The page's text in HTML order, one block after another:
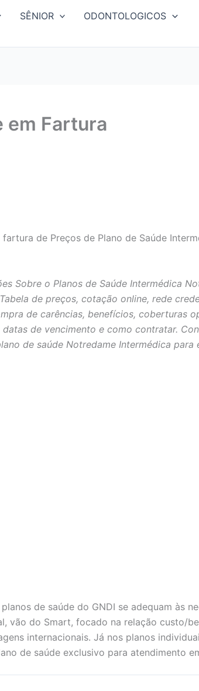
SÊNIOR
ODONTOLOGICOS
em Fartura
de Preços de Plano de Saúde
Sobre o Planos de Saúde Intermédica
de preços, cotação online, rede
de carências, benefícios, coberturas
de vencimento e como contratar.
de saúde Notredame Intermédica para
de saúde do GNDI se adequam às
vão do Smart, focado na relação custo/
internacionais. Já nos planos
de saúde exclusivo para atendimento